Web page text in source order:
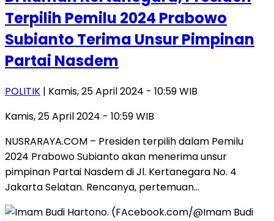
Terpilih Pemilu 2024 Prabowo
Subianto Terima Unsur Pimpinan
Partai Nasdem
POLITIK | Kamis, 25 April 2024 - 10:59 WIB
Kamis, 25 April 2024 - 10:59 WIB
NUSRARAYA.COM – Presiden terpilih dalam Pemilu
2024 Prabowo Subianto akan menerima unsur
pimpinan Partai Nasdem di Jl. Kertanegara No. 4
Jakarta Selatan. Rencanya, pertemuan…